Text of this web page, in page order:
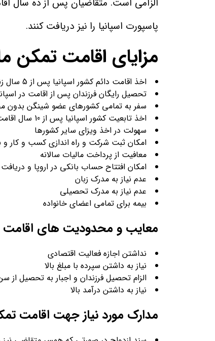
پاسپورت اسپانیا را نیز دریافت کنند.
مزایای اقامت تمکن
اخذ اقامت دائم کشور اسپانیا پس از 5 سال زندگی در این کشور
تحصیل رایگان فرزندان پس از اقامت در
سفر به تمامی کشورهای عضو شینگن بدون
اخذ تابعیت کشور اسپانیا پس از 10 سال اقامت قانونی و بدون وقفه در اسپانیا
سهولت در اخذ ویزای سایر کشورها
امکان ثبت شرکت و راه اندازی کسب و کار و
معافیت از پرداخت مالیات سالانه
امکان افتتاح حساب بانکی در اروپا و دریافت
عدم نیاز به مدرک زبان
عدم نیاز به مدرک تحصیلی
بیمه برای تمامی اعضای خانواده
معایب و محدودیت های اقامت
نداشتن اجازه فعالیت اقتصادی
نیاز به داشتن سپرده با مبلغ بالا
الزام تحصیل فرزندان و اجبار به تحصیل از سن 6 تا 16 در
نیاز به داشتن درآمد بالا
مدارک مورد نیاز جهت اقامت